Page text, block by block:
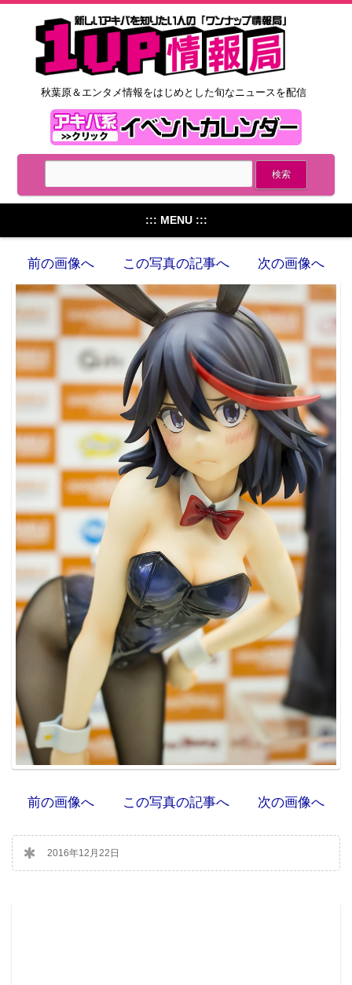
秋葉原＆エンタメ情報をはじめとした旬なニュースを配信
::: MENU :::
前の画像へ この写真の記事へ 次の画像へ
前の画像へ この写真の記事へ 次の画像へ
2016年12月22日